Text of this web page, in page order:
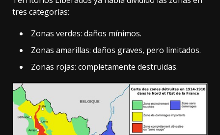
tres categorías:
Zonas verdes: daños mínimos.
Zonas amarillas: daños graves, pero limitados.
Zonas rojas: completamente destruidas.